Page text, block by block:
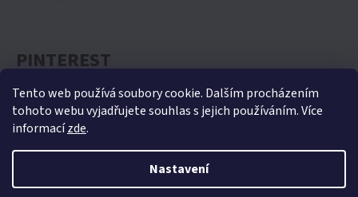
Tento web používá soubory cookie. Dalším procházením
tohoto webu vyjadřujete souhlas s jejich používáním. Více
informacízde.
Nastavení
PINTEREST
Oficiální partner Biohort pro Českou republiku
Vytvořil Shoptet